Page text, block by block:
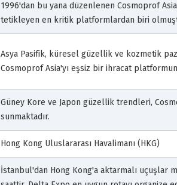
1996'dan bu yana düzenlenen Cosmoprof
tetikleyen en kritik platformlardan biri
Asya Pasifik, küresel güzellik ve kozmetik
Cosmoprof Asia'yı eşsiz bir ihracat
Güney Kore ve Japon güzellik trendleri,
sunmaktadır.
Hong Kong Uluslararası Havalimanı (HKG)
İstanbul'dan Hong Kong'a aktarmalı uçuşlar